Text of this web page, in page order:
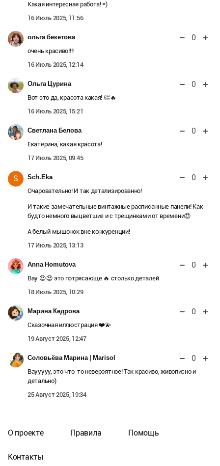
Какая интересная работа! =)
16 Июль 2025, 11:56
ольга бекетова 0
очень красиво!!!!
16 Июль 2025, 12:14
Ольга Цурина 0
Вот это да, красота какая! 👏🔥
16 Июль 2025, 15:21
Светлана Белова 0
Екатерина, какая красота!
17 Июль 2025, 09:45
S Sch.Eka 0
Очаровательно! И так детализированно!
И такие замечательные винтажные расписанные панели! Как
будто немного выцветшие и с трещинками от времени😍
А белый мышонок вне конкуренции!
17 Июль 2025, 13:13
Anna Homutova 0
Вау 😍😍 это потрясающе 🔥 столько деталей
18 Июль 2025, 10:29
Марина Кедрова 0
Сказочная иллюстрация ❤️💫
19 Август 2025, 12:47
Соловьёва Марина | Marisol 0
Ваууууу, это что-то невероятное! Так красиво, живописно и
детально)
25 Август 2025, 19:34
О проекте Правила Помощь
Контакты